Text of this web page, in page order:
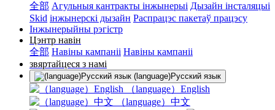
全部 Агульныя кантракты інжынерыі Дызайн інсталяцыі
Skid інжынерскі дызайн Распрацэс пакетаў працэсу
Інжынерыйны рэгістр
Цэнтр навін
全部 Навіны кампаніі Навіны кампаніі
звяртайцеся з намі
(language)Русский язык
（language）English
（language）中文